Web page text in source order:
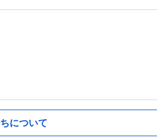
について